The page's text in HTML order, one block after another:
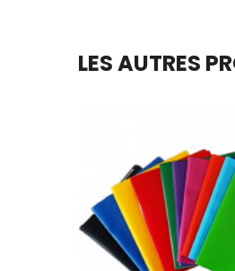
LES AUTRES